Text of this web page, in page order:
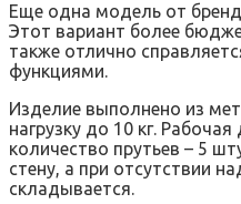
Еще одна модель от
Этот вариант более
также отлично
функциями.
Изделие выполнено из
нагрузку до 10 кг.
количество прутьев – 5
стену, а при отсутствии
складывается.